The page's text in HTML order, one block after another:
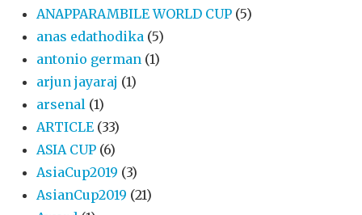
ANAPPARAMBILE WORLD CUP (5)
anas edathodika (5)
antonio german (1)
arjun jayaraj (1)
arsenal (1)
ARTICLE (33)
ASIA CUP (6)
AsiaCup2019 (3)
AsianCup2019 (21)